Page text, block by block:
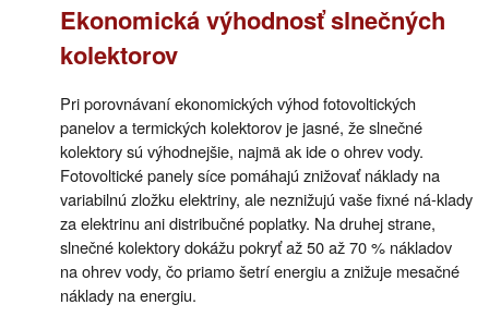
Ekonomická výhodnosť slnečných
kolektorov
Pri porovnávaní ekonomických výhod fotovoltických
panelov a termických kolektorov je jasné, že slnečné
kolektory sú výhodnejšie, najmä ak ide o ohrev vody.
Fotovoltické panely síce pomáhajú znižovať náklady na
variabilnú zložku elektriny, ale neznižujú vaše fixné ná-klady
za elektrinu ani distribučné poplatky. Na druhej strane,
slnečné kolektory dokážu pokryť až 50 až 70 % nákladov
na ohrev vody, čo priamo šetrí energiu a znižuje mesačné
náklady na energiu.